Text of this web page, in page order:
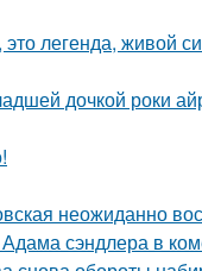
это легенда, живой
дочкой роки
неожиданно
сэндлера в